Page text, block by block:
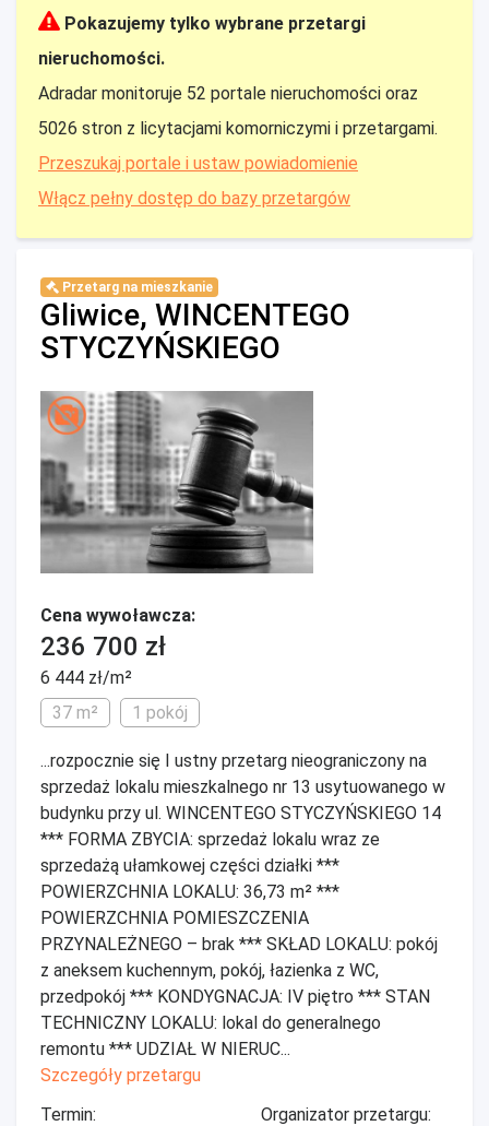
Pokazujemy tylko wybrane przetargi
nieruchomości.
Adradar monitoruje 52 portale nieruchomości oraz
5026 stron z licytacjami komorniczymi i przetargami.
Przeszukaj portale i ustaw powiadomienie
Włącz pełny dostęp do bazy przetargów
Przetarg na mieszkanie
Gliwice, WINCENTEGO
STYCZYŃSKIEGO
Cena wywoławcza:
236 700 zł
6 444 zł/m²
37 m²
1 pokój
...rozpocznie się I ustny przetarg nieograniczony na
sprzedaż lokalu mieszkalnego nr 13 usytuowanego w
budynku przy ul. WINCENTEGO STYCZYŃSKIEGO 14
*** FORMA ZBYCIA: sprzedaż lokalu wraz ze
sprzedażą ułamkowej części działki ***
POWIERZCHNIA LOKALU: 36,73 m² ***
POWIERZCHNIA POMIESZCZENIA
PRZYNALEŻNEGO – brak *** SKŁAD LOKALU: pokój
z aneksem kuchennym, pokój, łazienka z WC,
przedpokój *** KONDYGNACJA: IV piętro *** STAN
TECHNICZNY LOKALU: lokal do generalnego
remontu *** UDZIAŁ W NIERUC...
Szczegóły przetargu
Termin:
Organizator przetargu: